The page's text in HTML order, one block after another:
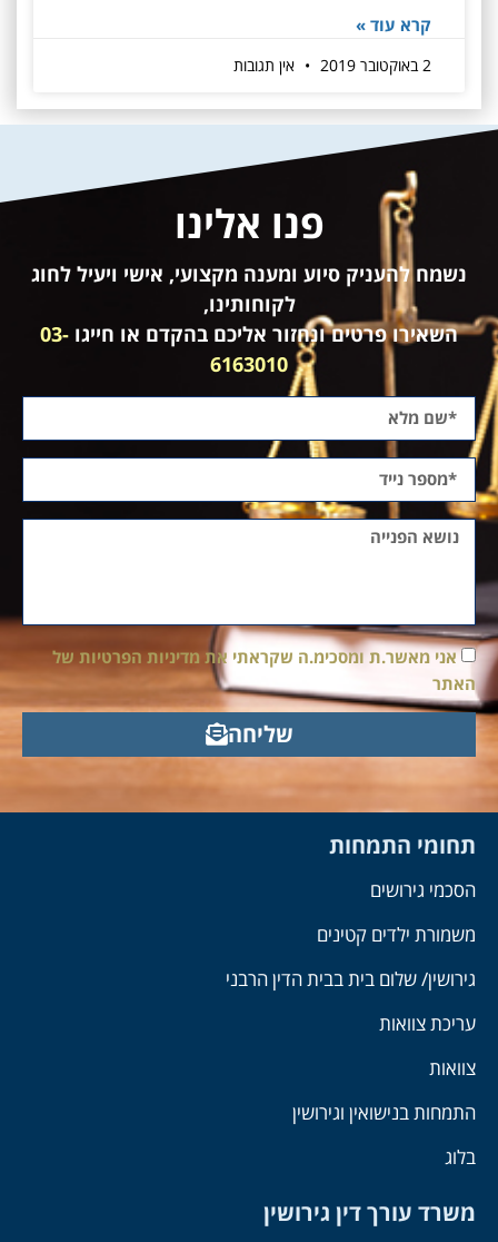
קרא עוד »
2 באוקטובר 2019 אין תגובות
פנו אלינו
נשמח להעניק סיוע ומענה מקצועי, אישי ויעיל לחוג
לקוחותינו,
השאירו פרטים ונחזור אליכם בהקדם או חייגו 03-
6163010
אני מאשר.ת ומסכימ.ה שקראתי את מדיניות הפרטיות של
האתר
שליחה
תחומי התמחות
הסכמי גירושים
משמורת ילדים קטינים
גירושין/ שלום בית בבית הדין הרבני
עריכת צוואות
צוואות
התמחות בנישואין וגירושין
בלוג
משרד עורך דין גירושין